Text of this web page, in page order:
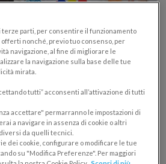
15 regole per
terze parti, per consentire il funzionamento
nonché, previo tuo consenso, per
navigazione, al fine di migliorare le
la navigazione sulla base delle tue
mirata.
tutti” acconsenti all’attivazione di tutti
accettare" permarranno le impostazioni di
a navigare in assenza di cookie o altri
da quelli tecnici.
dei cookie, configurare o modificare le tue
su "Modifica Preferenze". Per maggiori